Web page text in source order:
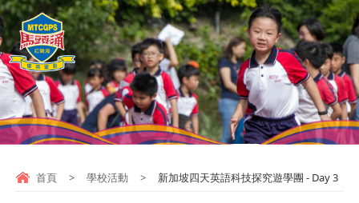
首頁 > 學校活動 > 新加坡四天英語科技探究遊學團 - Day 3